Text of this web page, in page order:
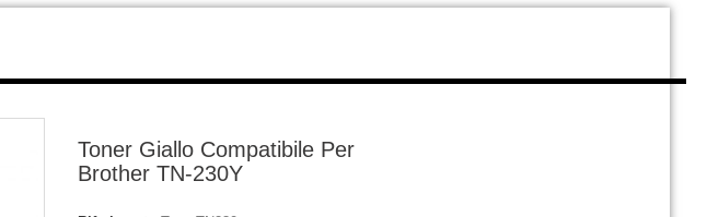
Toner Giallo Compatibile Per
Brother TN-230Y